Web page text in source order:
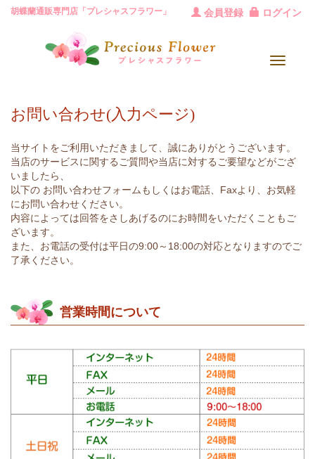
胡蝶蘭通販専門店「プレシャスフラワー」 会員登録 ログイン
Toggle
お問い合わせ(入力ページ)
当サイトをご利用いただきまして、誠にありがとうございます。
当店のサービスに関するご質問や当店に対するご要望などがござ
いましたら、
以下の お問い合わせフォームもしくはお電話、Faxより、お気軽
にお問い合わせください。
内容によっては回答をさしあげるのにお時間をいただくこともご
ざいます。
また、お電話の受付は平日の9:00～18:00の対応となりますのでご
了承ください。
営業時間について